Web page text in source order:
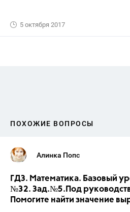
5 октября 2017
ПОХОЖИЕ ВОПРОСЫ
Алинка Попс
ГДЗ. Математика. Базовый
№32. Зад.№5.Под
Помогите найти значение